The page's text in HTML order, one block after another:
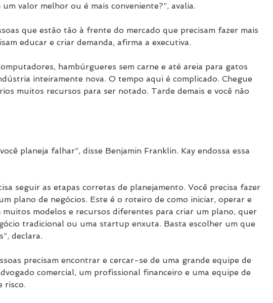
valor melhor ou é mais conveniente?”, avalia.
que estão tão à frente do mercado que precisam fazer mais
educar e criar demanda, afirma a executiva.
hambúrgueres sem carne e até areia para gatos
inteiramente nova. O tempo aqui é complicado. Chegue
muitos recursos para ser notado. Tarde demais e você não
planeja falhar”, disse Benjamin Franklin. Kay endossa essa
seguir as etapas corretas de planejamento. Você precisa fazer
plano de negócios. Este é o roteiro de como iniciar, operar e
muitos modelos e recursos diferentes para criar um plano, quer
tradicional ou uma startup enxuta. Basta escolher um que
declara.
precisam encontrar e cercar-se de uma grande equipe de
comercial, um profissional financeiro e uma equipe de
risco.